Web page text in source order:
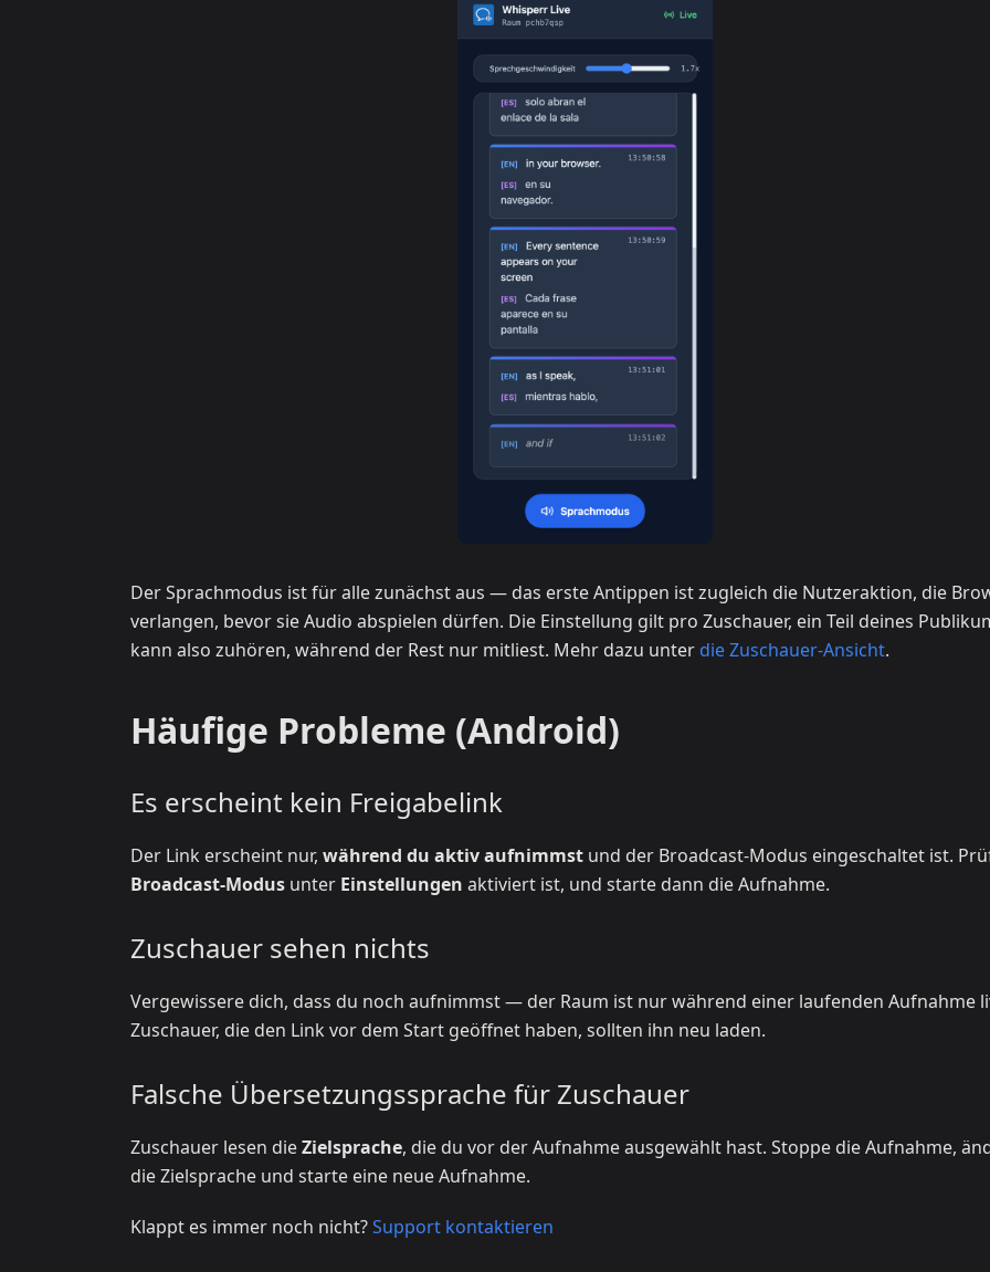
Der Sprachmodus ist für alle zunächst aus — das erste Antippen ist zugleich die Nutzeraktion, die
verlangen, bevor sie Audio abspielen dürfen. Die Einstellung gilt pro Zuschauer, ein Teil deines
kann also zuhören, während der Rest nur mitliest. Mehr dazu unter die Zuschauer-Ansicht.
Häufige Probleme (Android)
Es erscheint kein Freigabelink
Der Link erscheint nur, während du aktiv aufnimmst und der Broadcast-Modus eingeschaltet ist.
Broadcast-Modus unter Einstellungen aktiviert ist, und starte dann die Aufnahme.
Zuschauer sehen nichts
Vergewissere dich, dass du noch aufnimmst — der Raum ist nur während einer laufenden Aufnahme
Zuschauer, die den Link vor dem Start geöffnet haben, sollten ihn neu laden.
Falsche Übersetzungssprache für Zuschauer
Zuschauer lesen dieZielsprache, die du vor der Aufnahme ausgewählt hast. Stoppe die Aufnahme,
die Zielsprache und starte eine neue Aufnahme.
Klappt es immer noch nicht?Support kontaktieren